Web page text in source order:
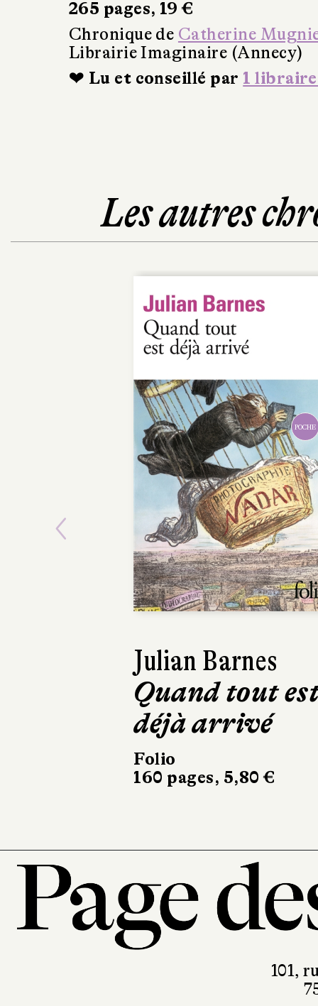
265 pages, 19 €
Chronique de Catherine
Librairie Imaginaire (Annecy)
❤ Lu et conseillé par 1
Les autres
POCHE
Siri Hustvedt
Un été sans les
hommes
Babel
224 pages, 10 €
Previous
101,